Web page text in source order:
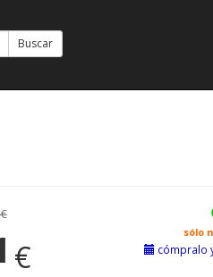
Buscar
€
sólo
cómpralo